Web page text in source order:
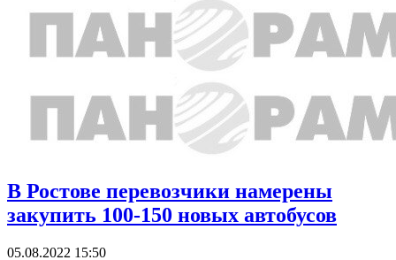
В Ростове перевозчики намерены
закупить 100-150 новых автобусов
05.08.2022 15:50